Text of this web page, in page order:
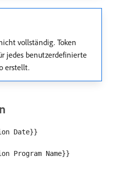
vollständig. Token
jedes benutzerdefinierte
erstellt.
Date}}
Program Name}}